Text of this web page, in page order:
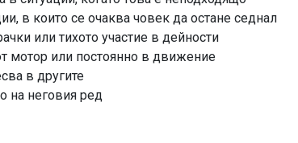
в които се очаква човек да остане седнал
или тихото участие в дейности
мотор или постоянно в движение
в другите
на неговия ред